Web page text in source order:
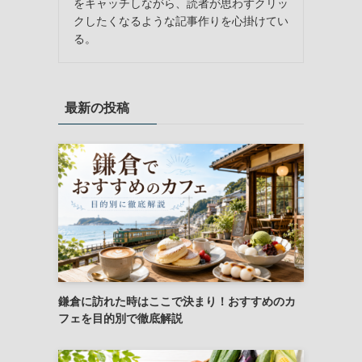
をキャッチしながら、読者が思わずクリッ
クしたくなるような記事作りを心掛けてい
る。
最新の投稿
鎌倉に訪れた時はここで決まり！おすすめのカ
フェを目的別で徹底解説